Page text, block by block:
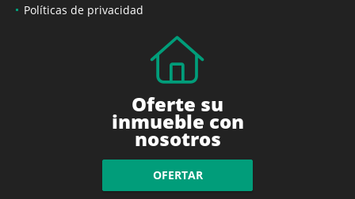
Políticas de privacidad
Oferte su
inmueble con
nosotros
OFERTAR